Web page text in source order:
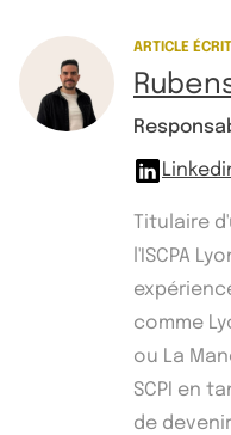
ARTICLE
Titulaire
l'ISCPA
comme
ou La
SCPI en
de